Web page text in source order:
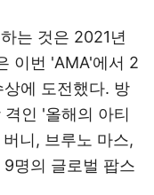
는 것은 2021년
이번 'AMA'에서 2
에 도전했다. 방
인 '올해의 아티
니, 브루노 마스,
명의 글로벌 팝스